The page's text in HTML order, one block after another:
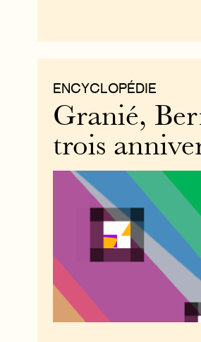
ENCYCLOPÉDIE
Granié,
trois